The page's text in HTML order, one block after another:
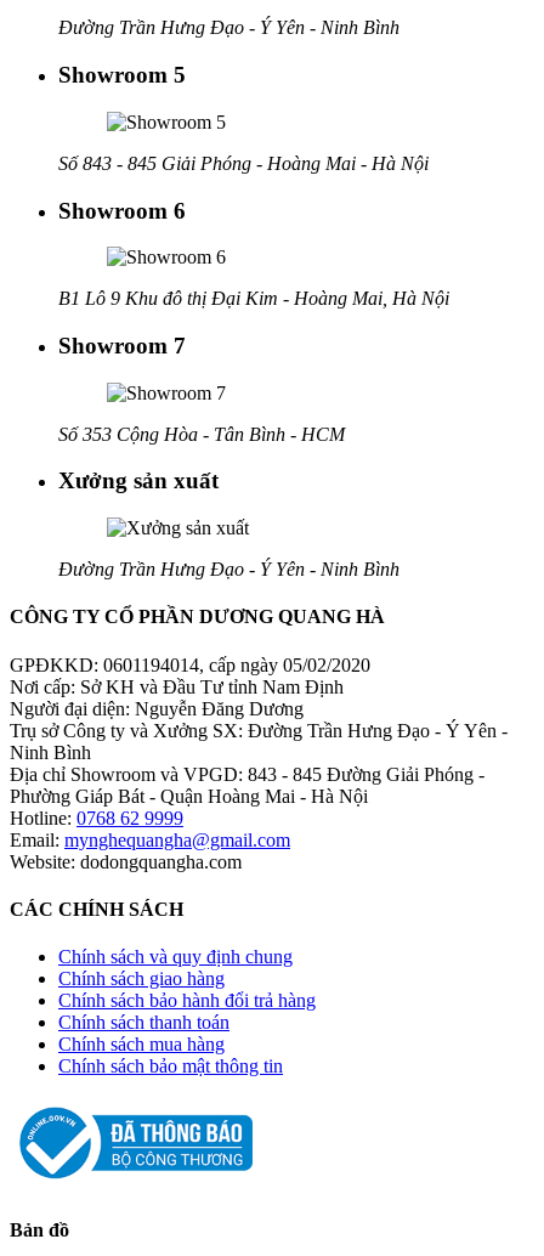
Đường Trần Hưng Đạo - Ý Yên - Ninh Bình
Showroom 5
Số 843 - 845 Giải Phóng - Hoàng Mai - Hà Nội
Showroom 6
B1 Lô 9 Khu đô thị Đại Kim - Hoàng Mai, Hà Nội
Showroom 7
Số 353 Cộng Hòa - Tân Bình - HCM
Xưởng sản xuất
Đường Trần Hưng Đạo - Ý Yên - Ninh Bình
CÔNG TY CỔ PHẦN DƯƠNG QUANG HÀ
GPĐKKD: 0601194014, cấp ngày 05/02/2020
Nơi cấp: Sở KH và Đầu Tư tỉnh Nam Định
Người đại diện: Nguyễn Đăng Dương
Trụ sở Công ty và Xưởng SX: Đường Trần Hưng Đạo - Ý Yên -
Ninh Bình
Địa chỉ Showroom và VPGD: 843 - 845 Đường Giải Phóng -
Phường Giáp Bát - Quận Hoàng Mai - Hà Nội
Hotline: 0768 62 9999
Email: mynghequangha@gmail.com
Website: dodongquangha.com
CÁC CHÍNH SÁCH
Chính sách và quy định chung
Chính sách giao hàng
Chính sách bảo hành đổi trả hàng
Chính sách thanh toán
Chính sách mua hàng
Chính sách bảo mật thông tin
Bản đồ